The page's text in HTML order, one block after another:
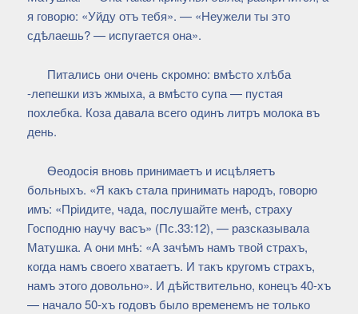
я говорю: «Уйду отъ тебя». — «Неужели ты это
сдѣлаешь? — испугается она».
Питались они очень скромно: вмѣсто хлѣба
-лепешки изъ жмыха, а вмѣсто супа — пустая
похлебка. Коза давала всего одинъ литръ молока въ
день.
Ѳеодосія вновь принимаетъ и исцѣляетъ
больныхъ. «Я какъ стала принимать народъ, говорю
имъ: «Пріидите, чада, послушайте менѣ, страху
Господню научу васъ» (Пс.33:12), — разсказывала
Матушка. А они мнѣ: «А зачѣмъ намъ твой страхъ,
когда намъ своего хватаетъ. И такъ кругомъ страхъ,
намъ этого довольно». И дѣйствительно, конецъ 40-хъ
— начало 50-хъ годовъ было временемъ не только